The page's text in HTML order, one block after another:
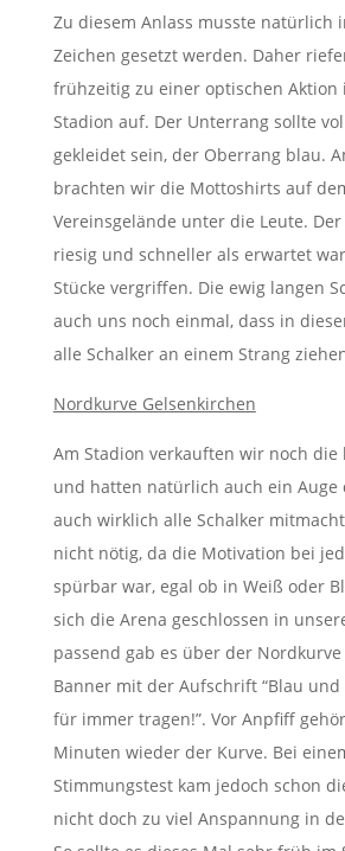
Zu diesem Anlass musste natürlich
Zeichen gesetzt werden. Daher
frühzeitig zu einer optischen Aktion
Stadion auf. Der Unterrang sollte
gekleidet sein, der Oberrang blau.
brachten wir die Mottoshirts auf
Vereinsgelände unter die Leute.
riesig und schneller als erwartet
Stücke vergriffen. Die ewig langen
auch uns noch einmal, dass in
alle Schalker an einem Strang
Nordkurve Gelsenkirchen
Am Stadion verkauften wir noch die
und hatten natürlich auch ein Auge
auch wirklich alle Schalker
nicht nötig, da die Motivation bei
spürbar war, egal ob in Weiß oder
sich die Arena geschlossen in
passend gab es über der
Banner mit der Aufschrift “Blau
für immer tragen!”. Vor Anpfiff
Minuten wieder der Kurve. Bei
Stimmungstest kam jedoch schon
nicht doch zu viel Anspannung in